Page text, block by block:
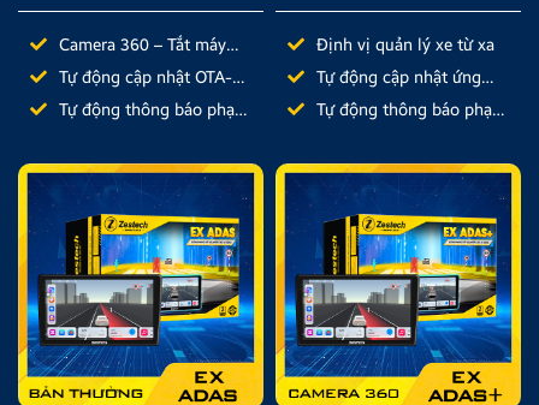
Camera 360 – Tắt máy
ghi hìnhTự động cập nhật OTA-
Auto Update
Tự động thông báo phạt
Định vị quản lý xe từ xa
Tự động cập nhật ứng
dụngTự động thông báo phạt